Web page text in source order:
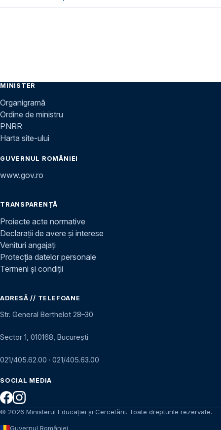
MINISTER
Organigramă
Ordine de ministru
PNRR
Harta site-ului
GUVERNUL ROMÂNIEI
www.gov.ro
TRANSPARENȚĂ
Proiecte acte normative
Declarații de avere și interese
Venituri angajați
Protecția datelor personale
Termeni și condiții
ADRESĂ // TELEFOANE
Str. General Berthelot 28–30
Sector 1, 010168, București
021/405.62.00 · 021/405.63.00
SOCIAL MEDIA
© 2026 Ministerul Educației și Cercetării. Toate drepturile rezervate.
Guvernul României